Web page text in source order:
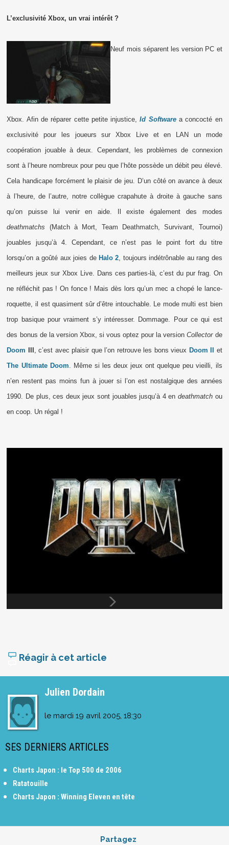
L’exclusivité Xbox, un vrai intérêt ?
Neuf mois séparent les version PC et
Xbox. Afin de réparer cette petite injustice,Id Softwarea concocté en
exclusivité pour les joueurs sur Xbox Live et en LAN un mode
coopération jouable à deux. Cependant, les problèmes de connexion
sont à l’heure nombreux pour peu que l’hôte possède un débit peu élevé.
Cela handicape forcément le plaisir de jeu. D’un côté on avance à deux
à l’heure, de l’autre, notre collègue crapahute à droite à gauche sans
qu’on puisse lui venir en aide. Il existe également des modes
deathmatchs (Match à Mort, Team Deathmatch, Survivant, Tournoi)
jouables jusqu’à 4. Cependant, ce n’est pas le point fort du titre
lorsqu’on a goûté aux joies de Halo 2 , toujours indétrônable au rang des
meilleurs jeux sur Xbox Live. Dans ces parties-là, c’est du pur frag. On
ne réfléchit pas ! On fonce ! Mais dès lors qu’un mec a chopé le lance-
roquette, il est quasiment sûr d’être intouchable. Le mode multi est bien
trop basique pour vraiment s’y intéresser. Dommage. Pour ce qui est
des bonus de la version Xbox, si vous optez pour la versionCollectorde
Doom
, c’est avec plaisir que l’on retrouve les bons vieux Doom II
et
The Ultimate Doom . Même si les deux jeux ont quelque peu vieilli, ils
n’en restent pas moins fun à jouer si l’on est nostalgique des années
1990. De plus, ces deux jeux sont jouables jusqu’à 4 en deathmatchou
en coop. Un régal !
Réagir à cet article
Julien Dordain
le mardi 19 avril 2005, 18:30
SES DERNIERS ARTICLES
Charts Japon : le Top 500 de 2006
Ratatouille
Charts Japon : Winning Eleven en tête
Partagez